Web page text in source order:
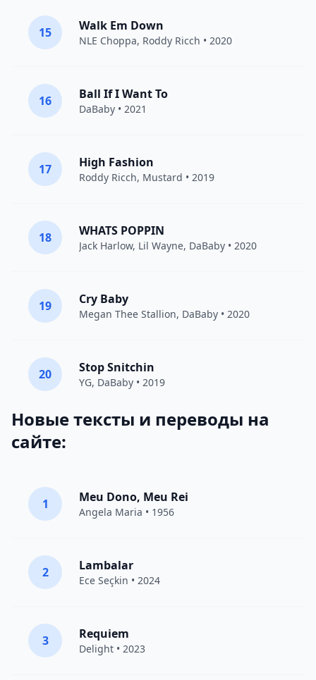
15 Walk Em Down
NLE Choppa, Roddy Ricch • 2020
16 Ball If I Want To
DaBaby • 2021
17 High Fashion
Roddy Ricch, Mustard • 2019
18 WHATS POPPIN
Jack Harlow, Lil Wayne, DaBaby • 2020
19 Cry Baby
Megan Thee Stallion, DaBaby • 2020
20 Stop Snitchin
YG, DaBaby • 2019
Новые тексты и переводы на
сайте:
1 Meu Dono, Meu Rei
Angela Maria • 1956
2 Lambalar
Ece Seçkin • 2024
3 Requiem
Delight • 2023